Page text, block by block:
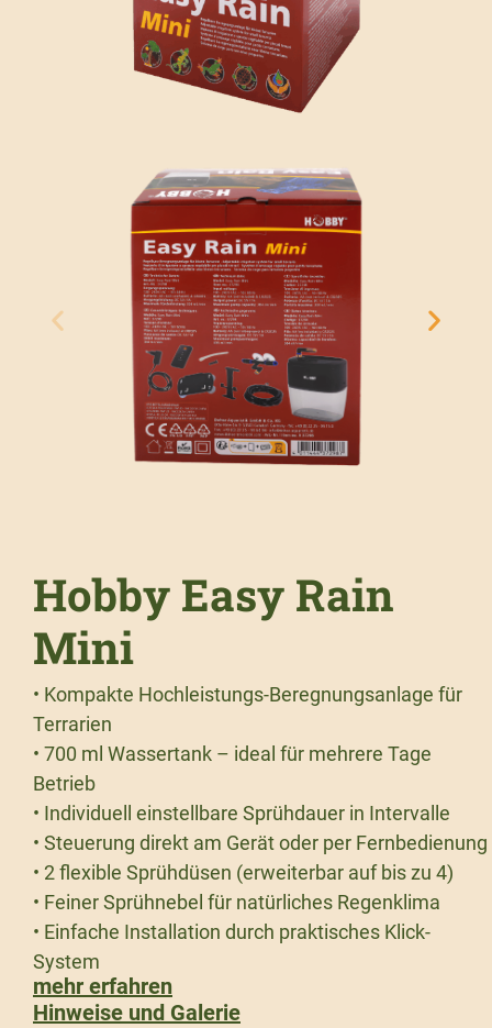
Hobby Easy Rain
Mini
• Kompakte Hochleistungs-Beregnungsanlage für
Terrarien
• 700 ml Wassertank – ideal für mehrere Tage
Betrieb
• Individuell einstellbare Sprühdauer in Intervalle
• Steuerung direkt am Gerät oder per Fernbedienung
• 2 flexible Sprühdüsen (erweiterbar auf bis zu 4)
• Feiner Sprühnebel für natürliches Regenklima
• Einfache Installation durch praktisches Klick-
System
mehr erfahren
Hinweise und Galerie